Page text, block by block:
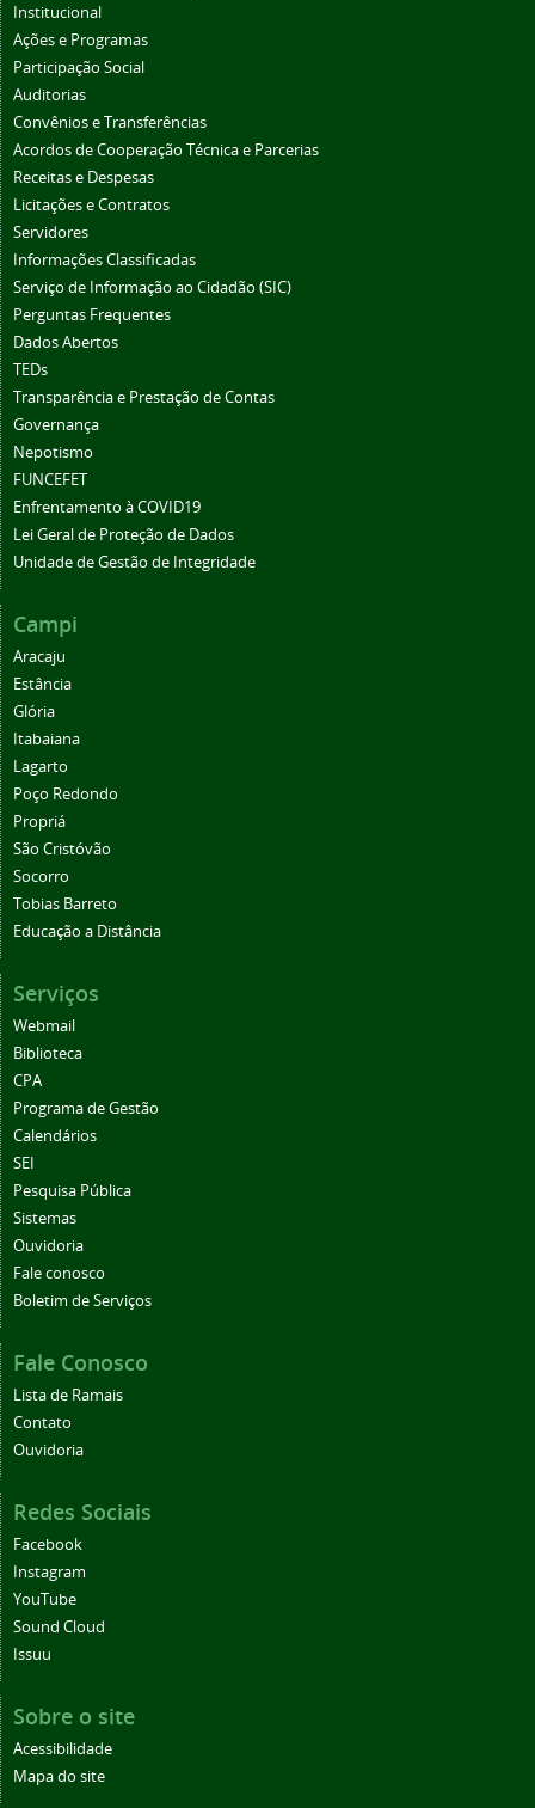
Institucional
Ações e Programas
Participação Social
Auditorias
Convênios e Transferências
Acordos de Cooperação Técnica e Parcerias
Receitas e Despesas
Licitações e Contratos
Servidores
Informações Classificadas
Serviço de Informação ao Cidadão (SIC)
Perguntas Frequentes
Dados Abertos
TEDs
Transparência e Prestação de Contas
Governança
Nepotismo
FUNCEFET
Enfrentamento à COVID19
Lei Geral de Proteção de Dados
Unidade de Gestão de Integridade
Campi
Aracaju
Estância
Glória
Itabaiana
Lagarto
Poço Redondo
Propriá
São Cristóvão
Socorro
Tobias Barreto
Educação a Distância
Serviços
Webmail
Biblioteca
CPA
Programa de Gestão
Calendários
SEI
Pesquisa Pública
Sistemas
Ouvidoria
Fale conosco
Boletim de Serviços
Fale Conosco
Lista de Ramais
Contato
Ouvidoria
Redes Sociais
Facebook
Instagram
YouTube
Sound Cloud
Issuu
Sobre o site
Acessibilidade
Mapa do site